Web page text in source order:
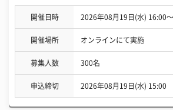
開催日時 2026年08月19日(水) 16:00
開催場所 オンラインにて実施
募集人数 300名
申込締切 2026年08月19日(水) 15:00